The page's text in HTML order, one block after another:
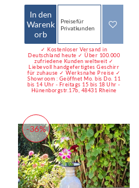
In den
Warenk
orb
Preise für
Privatkunden
✓ Kostenloser Versand in
Deutschland heute ✓ Über 100.000
zufriedene Kunden weltweit ✓
Liebevoll handgefertigtes Geschirr
für zuhause ✓ Werksnahe Preise ✓
Showroom : Geöffnet Mo. bis Do. 11
bis 14 Uhr - Freitags 15 bis 18 Uhr -
Hünenborgstr.17b, 48431 Rheine
-36%